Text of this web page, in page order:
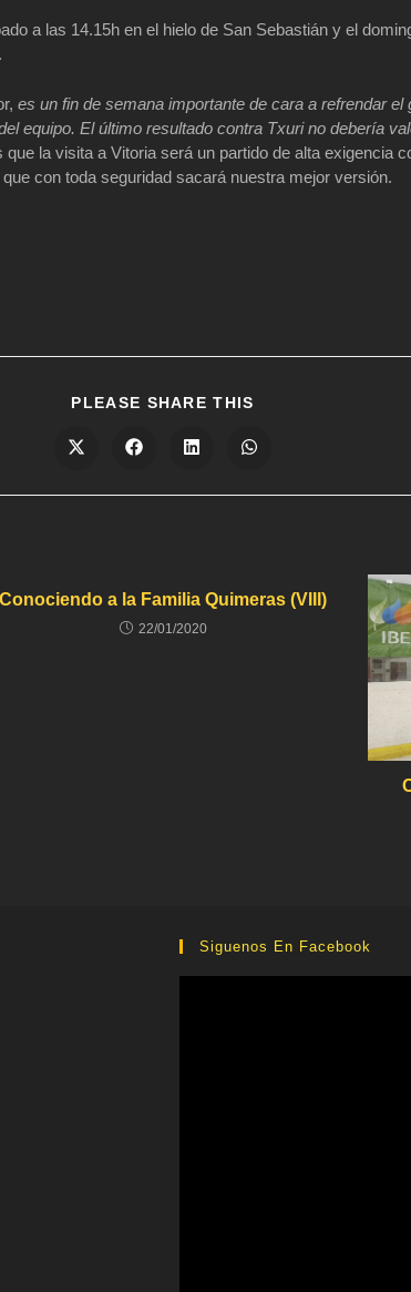
a las 14.15h en el hielo de San Sebastián y el
es un fin de semana importante de cara a refrendar el
equipo. El último resultado contra Txuri no debería
que la visita a Vitoria será un partido de alta exigencia
con toda seguridad sacará nuestra mejor versión.
PLEASE SHARE THIS
Conociendo a la Familia Quimeras (VIII)
22/01/2020
Siguenos En Facebook